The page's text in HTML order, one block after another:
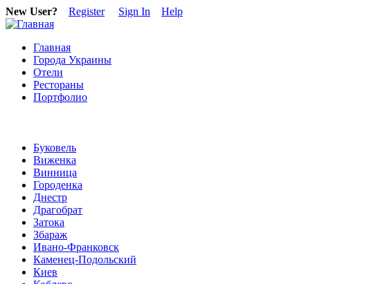
New User? Register Sign In Help
Главная
Города Украины
Отели
Рестораны
Портфолио
Буковель
Виженка
Винница
Городенка
Днестр
Драгобрат
Затока
Збараж
Ивано-Франковск
Каменец-Подольский
Киев